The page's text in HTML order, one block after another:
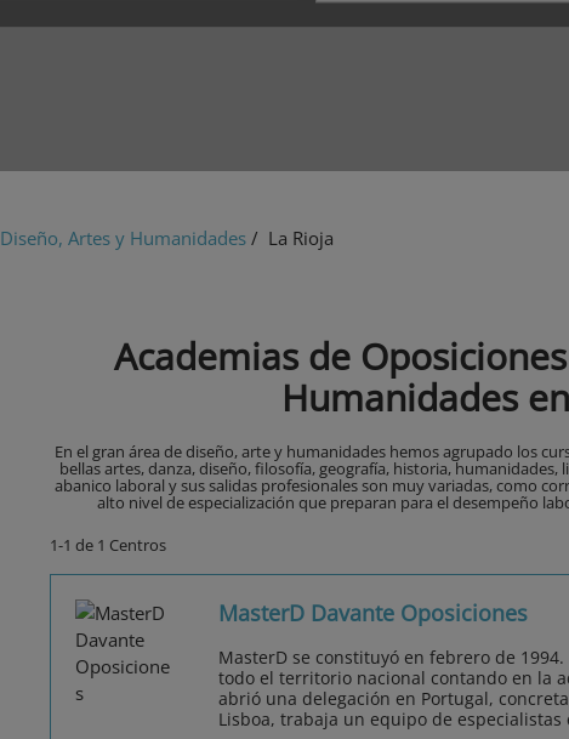
Diseño, Artes y Humanidades / La Rioja
Academias de
Humanidades
En el gran área de diseño, arte y humanidades hemos agrupado los
bellas artes, danza, diseño, filosofía, geografía, historia,
abanico laboral y sus salidas profesionales son muy variadas, como
alto nivel de especialización que preparan para el desempeño
1-1 de 1 Centros
MasterD Davante Oposiciones
MasterD se constituyó en febrero de
todo el territorio nacional contando en la
abrió una delegación en Portugal,
Lisboa, trabaja un equipo de